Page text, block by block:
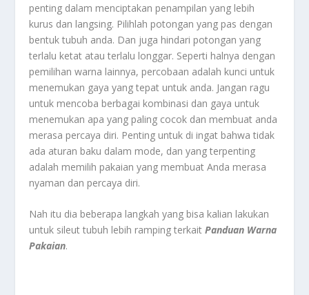
penting dalam menciptakan penampilan yang lebih
kurus dan langsing. Pilihlah potongan yang pas dengan
bentuk tubuh anda. Dan juga hindari potongan yang
terlalu ketat atau terlalu longgar. Seperti halnya dengan
pemilihan warna lainnya, percobaan adalah kunci untuk
menemukan gaya yang tepat untuk anda. Jangan ragu
untuk mencoba berbagai kombinasi dan gaya untuk
menemukan apa yang paling cocok dan membuat anda
merasa percaya diri. Penting untuk di ingat bahwa tidak
ada aturan baku dalam mode, dan yang terpenting
adalah memilih pakaian yang membuat Anda merasa
nyaman dan percaya diri.
Nah itu dia beberapa langkah yang bisa kalian lakukan
untuk sileut tubuh lebih ramping terkaitPanduan Warna
Pakaian.